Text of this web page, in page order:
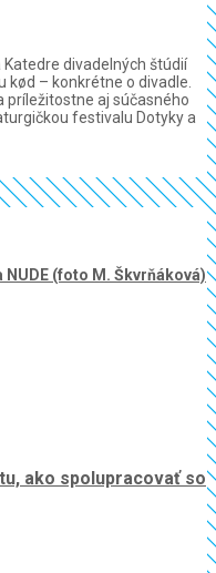
divadelných štúdií
kød – konkrétne o divadle.
príležitostne aj súčasného
festivalu Dotyky a
ako spolupracovať so